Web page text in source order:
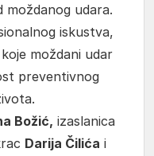
moždanog udara.
iskustva,
moždani udar
preventivnog
Božić, izaslanica
Darija Čilića i